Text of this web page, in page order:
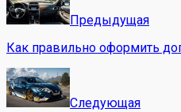
Предыдущая
Как правильно оформить
Следующая